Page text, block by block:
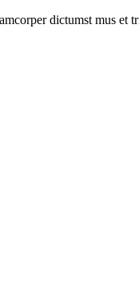
dictumst mus et